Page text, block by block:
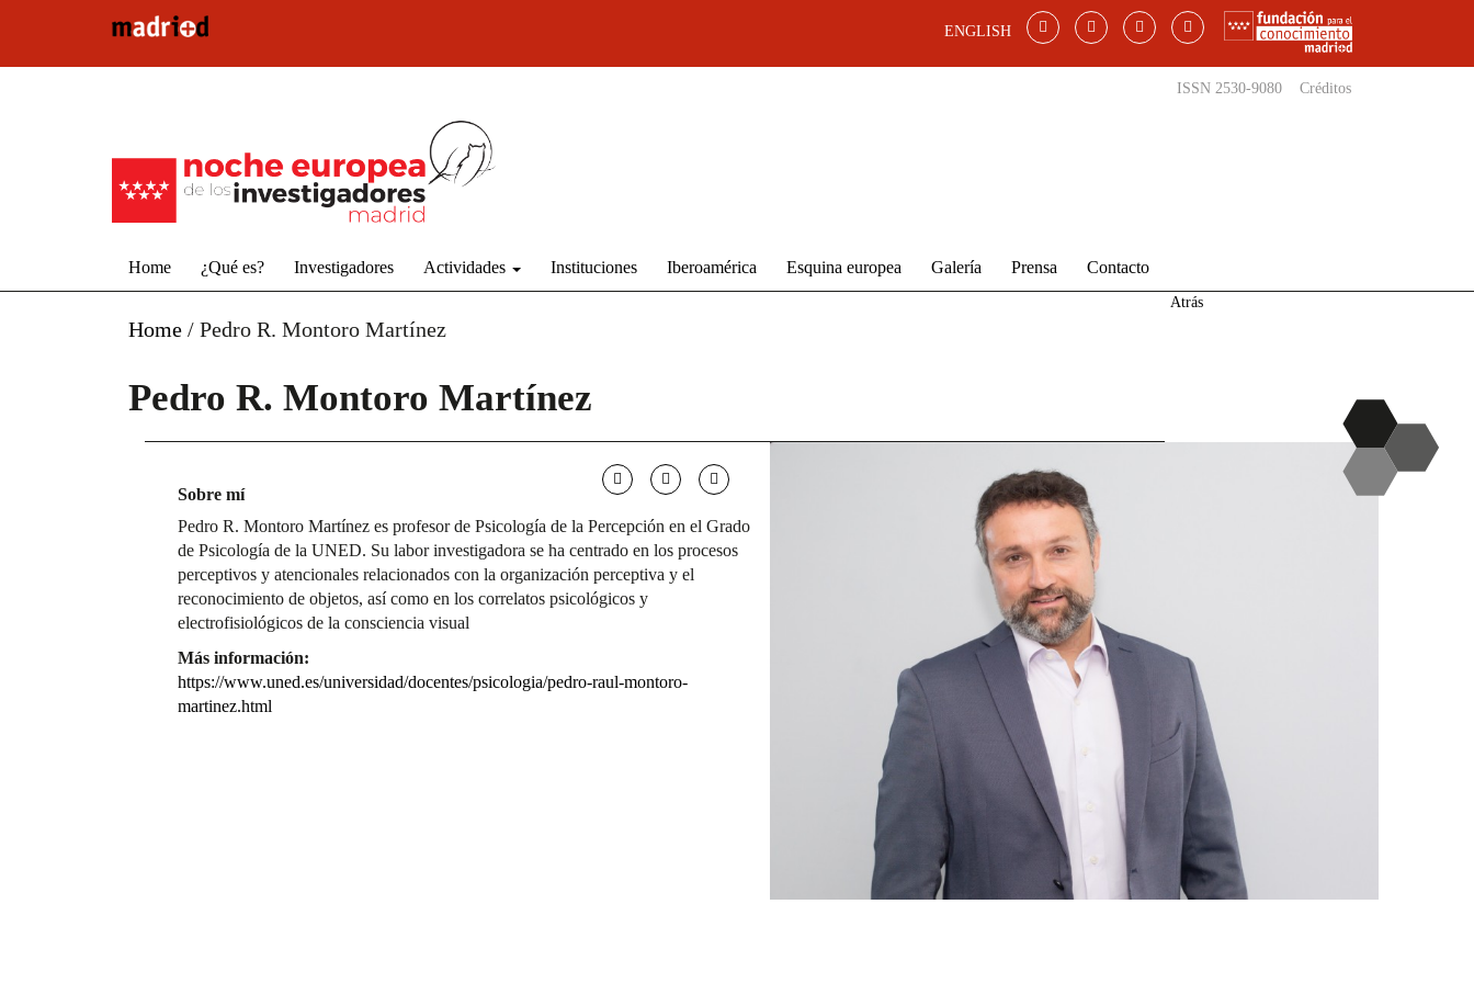
ENGLISH
ISSN 2530-9080 Créditos
Home ¿Qué es? Investigadores Actividades Instituciones Iberoamérica Esquina europea Galería Prensa Contacto
Home / Pedro R. Montoro Martínez
Atrás
Pedro R. Montoro Martínez
Sobre mí
Pedro R. Montoro Martínez es profesor de Psicología de la Percepción en el Grado
de Psicología de la UNED. Su labor investigadora se ha centrado en los procesos
perceptivos y atencionales relacionados con la organización perceptiva y el
reconocimiento de objetos, así como en los correlatos psicológicos y
electrofisiológicos de la consciencia visual
Más información:
https://www.uned.es/universidad/docentes/psicologia/pedro-raul-montoro-
martinez.html